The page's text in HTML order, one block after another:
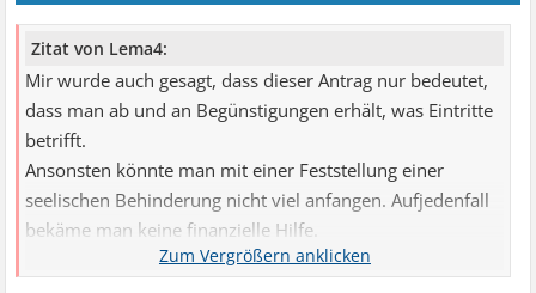
Zitat von Lema4:
Mir wurde auch gesagt, dass dieser Antrag nur bedeutet,
dass man ab und an Begünstigungen erhält, was Eintritte
betrifft.
Ansonsten könnte man mit einer Feststellung einer
seelischen Behinderung nicht viel anfangen. Aufjedenfall
bekäme man keine finanzielle Hilfe.
Was denkst du darüber? Hast du einen Antrag gestellt ?